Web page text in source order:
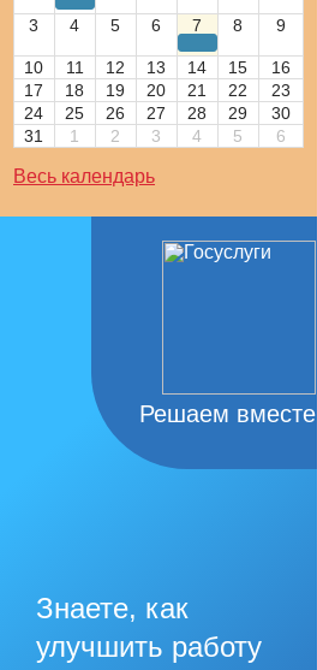
3 4 5 6 7 8 9
10 11 12 13 14 15
16
17
18 19 20 21 22
23
24
25 26 27 28 29
30
31
1 2 3 4 5 6
Весь календарь
Решаем вместе
Знаете, как
улучшить работу